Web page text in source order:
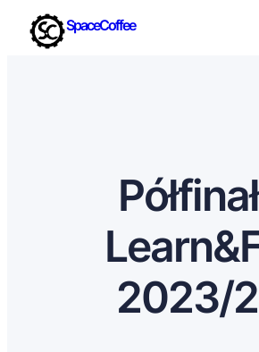
SpaceCoffee
2023/